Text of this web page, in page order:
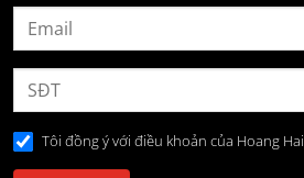
Tôi đồng ý với điều khoản của Hoang Hai